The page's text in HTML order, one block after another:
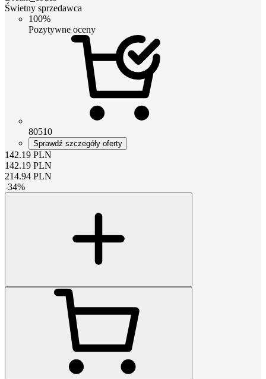
Świetny sprzedawca
100%
Pozytywne oceny
80510
Sprawdź szczegóły oferty
142.19 PLN
142.19 PLN
214.94 PLN
-34%